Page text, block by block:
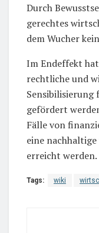
Durch
gerechtes
dem Wucher
Im Endeffekt
rechtliche und
Sensibilisierung
gefördert
Fälle von
eine
erreicht werden.
Tags: wiki